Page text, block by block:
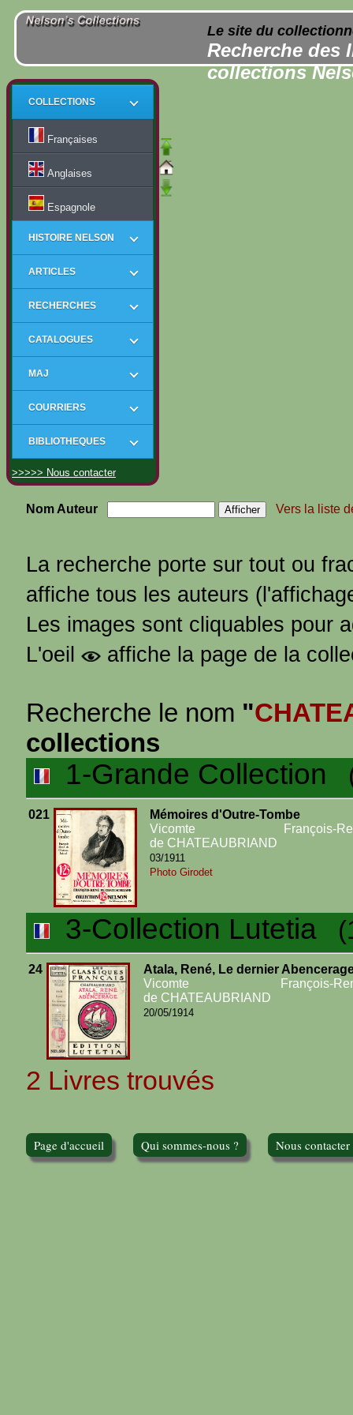
Le site du
Recherche des
collections
COLLECTIONS
Françaises
Anglaises
Espagnole
HISTOIRE NELSON
ARTICLES
RECHERCHES
CATALOGUES
MAJ
COURRIERS
BIBLIOTHEQUES
>>>>> Nous contacter
Nom Auteur Vers la liste
La recherche porte sur tout ou
affiche tous les auteurs
Les images sont cliquables pour
L'oeil
affiche la page de la
Recherche le nom "
collections
1-Grande Collection
021
Mémoires d'Outre-Tombe
Vicomte François-
de CHATEAUBRIAND
03/1911
Photo Girodet
3-Collection Lutetia
24
Atala, René, Le dernier
Vicomte François-
de CHATEAUBRIAND
20/05/1914
2 Livres trouvés
Page d'accueil Qui sommes-nous ? Nous contacter